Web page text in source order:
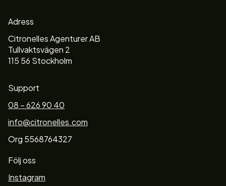
Adress
Citronelles Agenturer AB
Tullvaktsvägen 2
115 56 Stockholm
Support
08 – 626 90 40
info@citronelles.com
Org 5568764327
Följ oss
Instagram